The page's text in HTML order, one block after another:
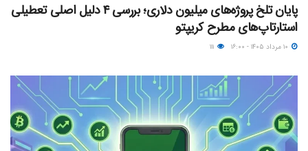
پایان تلخ پروژه‌های میلیون دلاری؛ بررسی ۴ دلیل اصلی تعطیلی
استارتاپ‌های مطرح کریپتو